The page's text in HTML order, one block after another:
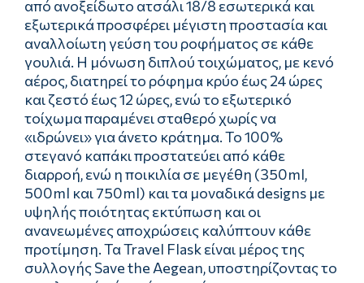
από ανοξείδωτο ατσάλι 18/8 εσωτερικά και
εξωτερικά προσφέρει μέγιστη προστασία και
αναλλοίωτη γεύση του ροφήματος σε κάθε
γουλιά. Η μόνωση διπλού τοιχώματος, με κενό
αέρος, διατηρεί το ρόφημα κρύο έως 24 ώρες
και ζεστό έως 12 ώρες, ενώ το εξωτερικό
τοίχωμα παραμένει σταθερό χωρίς να
«ιδρώνει» για άνετο κράτημα. Το 100%
στεγανό καπάκι προστατεύει από κάθε
διαρροή, ενώ η ποικιλία σε μεγέθη (350ml,
500ml και 750ml) και τα μοναδικά designs με
υψηλής ποιότητας εκτύπωση και οι
ανανεωμένες αποχρώσεις καλύπτουν κάθε
προτίμηση. Τα Travel Flask είναι μέρος της
συλλογής Save the Aegean, υποστηρίζοντας το